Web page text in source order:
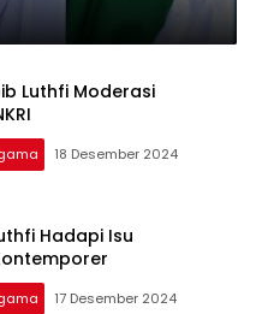
Luthfi Moderasi
18 Desember 2024
Hadapi Isu
17 Desember 2024